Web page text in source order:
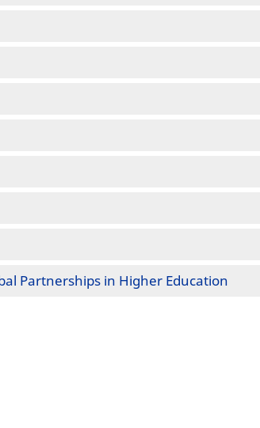
Partnerships in Higher Education